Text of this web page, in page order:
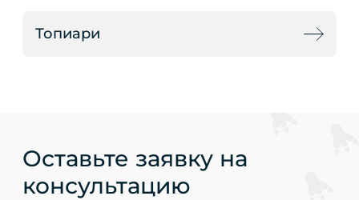
Топиари
Оставьте заявку на
консультацию